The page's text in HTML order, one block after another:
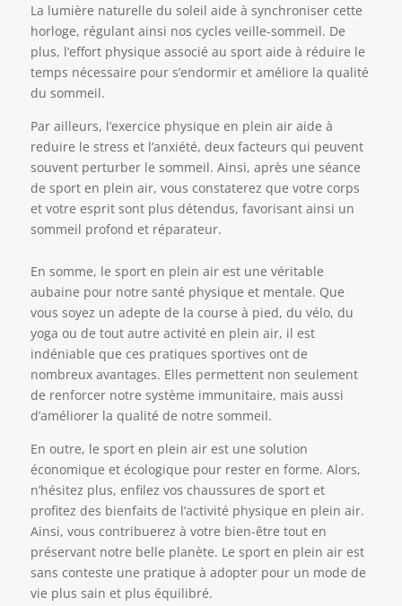
La lumière naturelle du soleil aide à synchroniser cette
horloge, régulant ainsi nos cycles veille-sommeil. De
plus, l’effort physique associé au sport aide à réduire le
temps nécessaire pour s’endormir et améliore la qualité
du sommeil.
Par ailleurs, l’exercice physique en plein air aide à
reduire le stress et l’anxiété, deux facteurs qui peuvent
souvent perturber le sommeil. Ainsi, après une séance
de sport en plein air, vous constaterez que votre corps
et votre esprit sont plus détendus, favorisant ainsi un
sommeil profond et réparateur.
En somme, le sport en plein air est une véritable
aubaine pour notre santé physique et mentale. Que
vous soyez un adepte de la course à pied, du vélo, du
yoga ou de tout autre activité en plein air, il est
indéniable que ces pratiques sportives ont de
nombreux avantages. Elles permettent non seulement
de renforcer notre système immunitaire, mais aussi
d’améliorer la qualité de notre sommeil.
En outre, le sport en plein air est une solution
économique et écologique pour rester en forme. Alors,
n’hésitez plus, enfilez vos chaussures de sport et
profitez des bienfaits de l’activité physique en plein air.
Ainsi, vous contribuerez à votre bien-être tout en
préservant notre belle planète. Le sport en plein air est
sans conteste une pratique à adopter pour un mode de
vie plus sain et plus équilibré.